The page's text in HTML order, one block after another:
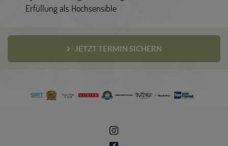
Erfüllung als Hochsensible
JETZT TERMIN SICHERN